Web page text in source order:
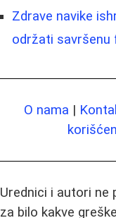
Zdrave navike
održati savršenu
O nama |
Urednici i autori ne
za bilo kakve